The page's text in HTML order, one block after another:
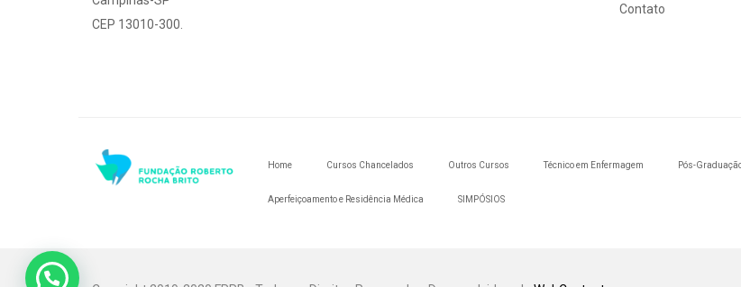
CEP 13010-300.
Contato
Home Cursos Chancelados Outros Cursos Técnico em Enfermagem Pós-
Aperfeiçoamento e Residência Médica SIMPÓSIOS